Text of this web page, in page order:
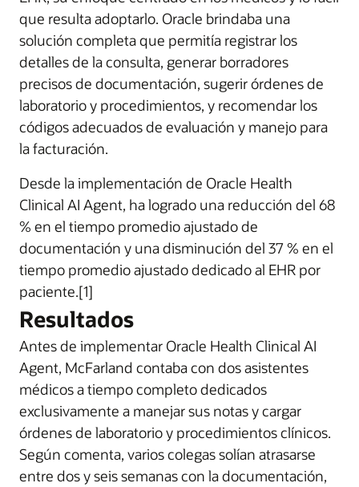
que resulta adoptarlo. Oracle brindaba una
solución completa que permitía registrar los
detalles de la consulta, generar borradores
precisos de documentación, sugerir órdenes de
laboratorio y procedimientos, y recomendar los
códigos adecuados de evaluación y manejo para
la facturación.
Desde la implementación de Oracle Health
Clinical AI Agent, ha logrado una reducción del 68
% en el tiempo promedio ajustado de
documentación y una disminución del 37 % en el
tiempo promedio ajustado dedicado al EHR por
paciente.[1]
Resultados
Antes de implementar Oracle Health Clinical AI
Agent, McFarland contaba con dos asistentes
médicos a tiempo completo dedicados
exclusivamente a manejar sus notas y cargar
órdenes de laboratorio y procedimientos clínicos.
Según comenta, varios colegas solían atrasarse
entre dos y seis semanas con la documentación,